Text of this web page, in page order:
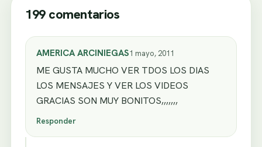
199 comentarios
AMERICA ARCINIEGAS1 mayo, 2011
ME GUSTA MUCHO VER TDOS LOS DIAS
LOS MENSAJES Y VER LOS VIDEOS
GRACIAS SON MUY BONITOS,,,,,,,
Responder